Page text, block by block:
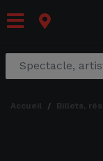
accueil billets,